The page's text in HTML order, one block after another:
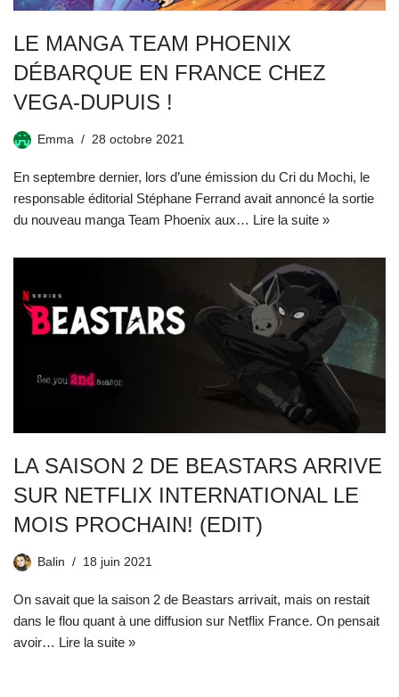
LE MANGA TEAM PHOENIX
DÉBARQUE EN FRANCE CHEZ
VEGA-DUPUIS !
Emma 28 octobre 2021
En septembre dernier, lors d’une émission du Cri du Mochi, le
responsable éditorial Stéphane Ferrand avait annoncé la sortie
du nouveau manga Team Phoenix aux… Lire la suite »
LA SAISON 2 DE BEASTARS ARRIVE
SUR NETFLIX INTERNATIONAL LE
MOIS PROCHAIN! (EDIT)
Balin 18 juin 2021
On savait que la saison 2 de Beastars arrivait, mais on restait
dans le flou quant à une diffusion sur Netflix France. On pensait
avoir… Lire la suite »